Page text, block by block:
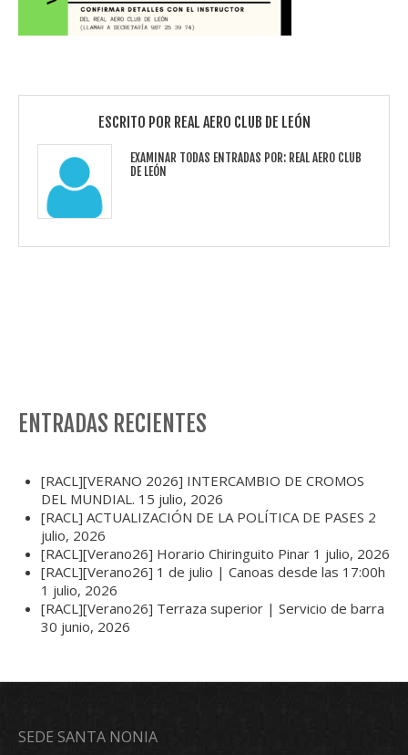
ESCRITO POR REAL AERO CLUB DE LEÓN
EXAMINAR TODAS ENTRADAS POR: REAL AERO CLUB
DE LEÓN
ENTRADAS RECIENTES
[RACL][VERANO 2026] INTERCAMBIO DE CROMOS
DEL MUNDIAL. 15 julio, 2026
[RACL] ACTUALIZACIÓN DE LA POLÍTICA DE PASES 2
julio, 2026
[RACL][Verano26] Horario Chiringuito Pinar 1 julio, 2026
[RACL][Verano26] 1 de julio | Canoas desde las 17:00h
1 julio, 2026
[RACL][Verano26] Terraza superior | Servicio de barra
30 junio, 2026
SEDE SANTA NONIA